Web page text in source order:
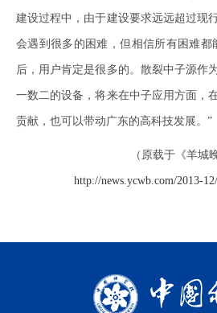
建设过程中，由于建设要求远远超过现
会遇到很多的困难，但相信所有困难都
后，用户肯定是很多的。散裂中子源作
一数二的设备，将来在中子应用方面，
贡献，也可以带动广东的高科技发展。”
（原载于《羊城
http://news.ycwb.com/2013-